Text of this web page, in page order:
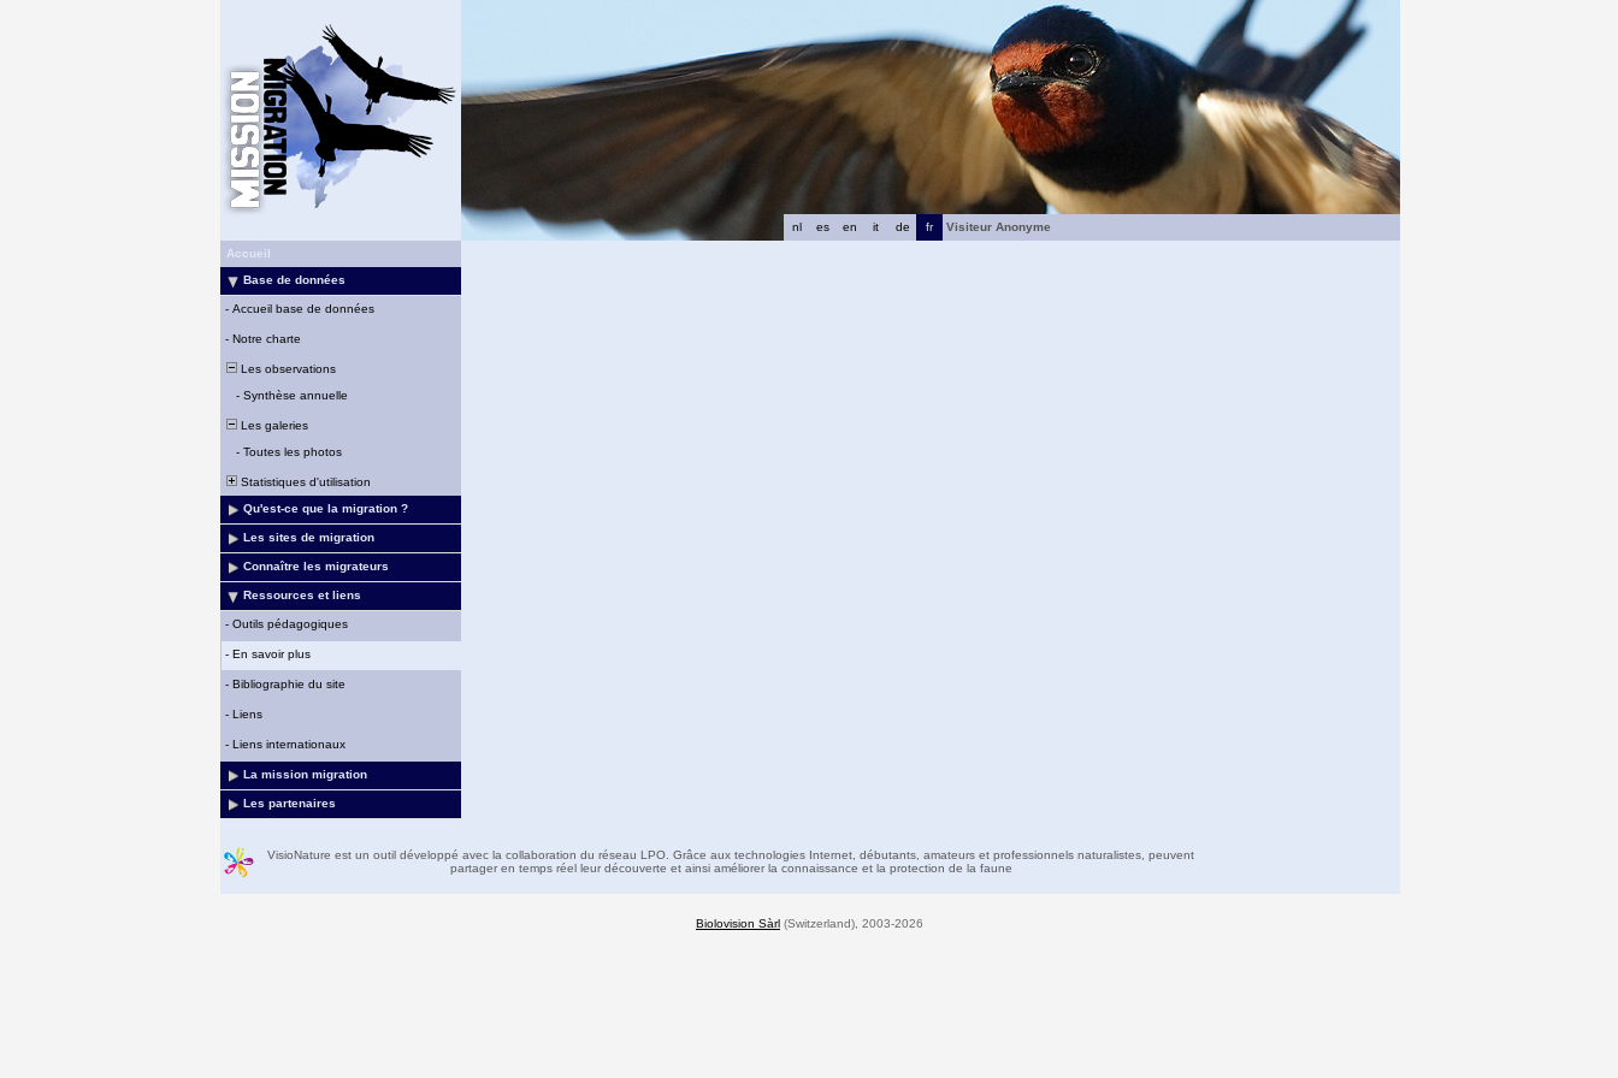
fr
de
it
en
es
nl
Visiteur Anonyme
Accueil
Base de données
- Accueil base de données
- Notre charte
Les observations
- Synthèse annuelle
Les galeries
- Toutes les photos
Statistiques d'utilisation
Qu'est-ce que la migration ?
Les sites de migration
Connaître les migrateurs
Ressources et liens
- Outils pédagogiques
- En savoir plus
- Bibliographie du site
- Liens
- Liens internationaux
La mission migration
Les partenaires
VisioNature est un outil développé avec la collaboration du réseau LPO. Grâce aux technologies Internet, débutants, amateurs et professionnels naturalistes, peuvent
partager en temps réel leur découverte et ainsi améliorer la connaissance et la protection de la faune
Biolovision Sàrl (Switzerland), 2003-2026